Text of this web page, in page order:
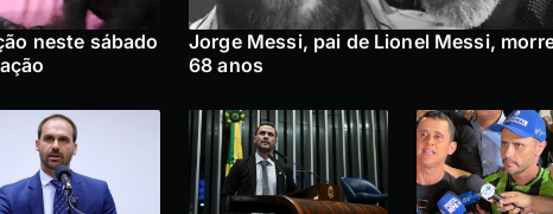
neste sábado
Jorge Messi, pai de Lionel Messi,
68 anos